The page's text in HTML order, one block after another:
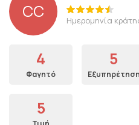
CC Ημερομηνία
4
Φαγητό
5
Εξυπηρέτηση
5